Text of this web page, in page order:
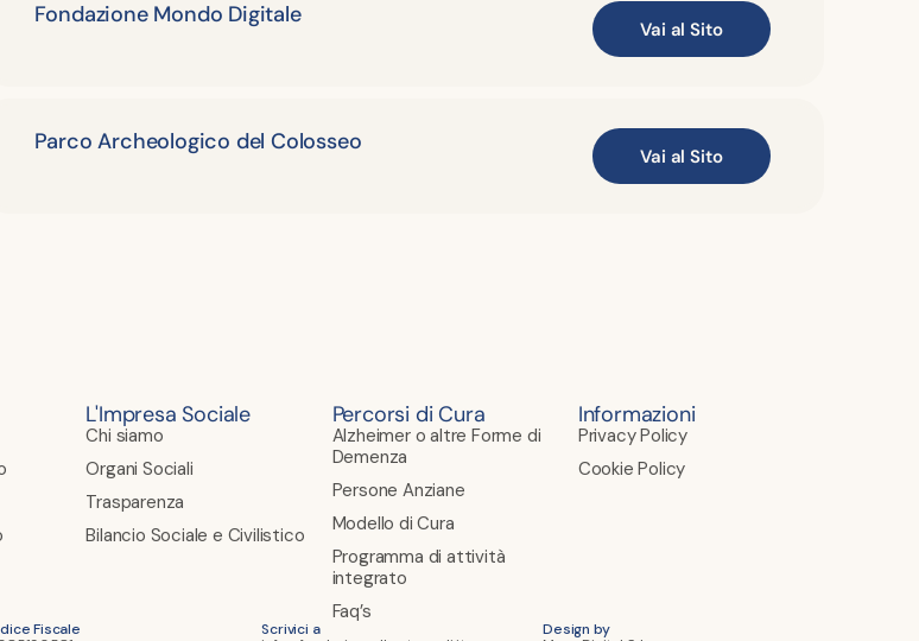
Fondazione Mondo Digitale
Vai al Sito
Parco Archeologico del Colosseo
Vai al Sito
L'Impresa Sociale
Chi siamo
Organi Sociali
Trasparenza
Bilancio Sociale e Civilistico
Percorsi di Cura
Alzheimer o altre Forme di
Demenza
Persone Anziane
Modello di Cura
Programma di attività
integrato
Faq’s
Informazioni
Privacy Policy
Cookie Policy
Fiscale
Scrivici a
Design by